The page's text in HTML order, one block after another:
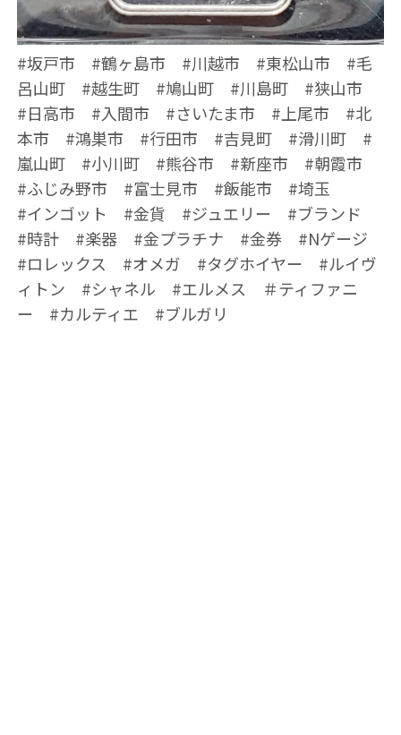
#坂戸市 #鶴ヶ島市 #川越市 #東松山市 #毛
呂山町 #越生町 #鳩山町 #川島町 #狭山市
#日高市 #入間市 #さいたま市 #上尾市 #北
本市 #鴻巣市 #行田市 #吉見町 #滑川町 #
嵐山町 #小川町 #熊谷市 #新座市 #朝霞市
#ふじみ野市 #富士見市 #飯能市 #埼玉
#インゴット #金貨 #ジュエリー #ブランド
#時計 #楽器 #金プラチナ #金券 #Nゲージ
#ロレックス #オメガ #タグホイヤー #ルイヴ
ィトン #シャネル #エルメス ＃ティファニ
ー #カルティエ #ブルガリ